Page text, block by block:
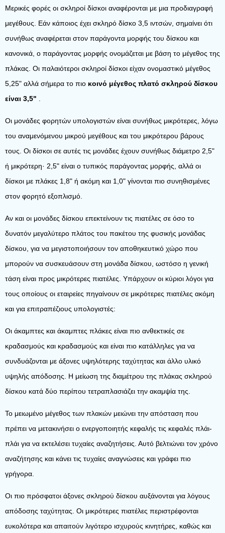
Μερικές φορές οι σκληροί δίσκοι αναφέρονται με μια προδιαγραφή
μεγέθους. Εάν κάποιος έχει σκληρό δίσκο 3,5 ιντσών, σημαίνει ότι
συνήθως αναφέρεται στον παράγοντα μορφής του δίσκου και
κανονικά, ο παράγοντας μορφής ονομάζεται με βάση το μέγεθος της
πλάκας. Οι παλαιότεροι σκληροί δίσκοι είχαν ονομαστικό μέγεθος
5,25" αλλά σήμερα το πιο κοινό μέγεθος πλατό σκληρού δίσκου
είναι 3,5"
Οι μονάδες φορητών υπολογιστών είναι συνήθως μικρότερες, λόγω
του αναμενόμενου μικρού μεγέθους και του μικρότερου βάρους
τους. Οι δίσκοι σε αυτές τις μονάδες έχουν συνήθως διάμετρο 2,5"
ή μικρότερη· 2,5" είναι ο τυπικός παράγοντας μορφής, αλλά οι
δίσκοι με πλάκες 1,8" ή ακόμη και 1,0" γίνονται πιο συνηθισμένες
στον φορητό εξοπλισμό.
Αν και οι μονάδες δίσκου επεκτείνουν τις πιατέλες σε όσο το
δυνατόν μεγαλύτερο πλάτος του πακέτου της φυσικής μονάδας
δίσκου, για να μεγιστοποιήσουν τον αποθηκευτικό χώρο που
μπορούν να συσκευάσουν στη μονάδα δίσκου, ωστόσο η γενική
τάση είναι προς μικρότερες πιατέλες. Υπάρχουν οι κύριοι λόγοι για
τους οποίους οι εταιρείες πηγαίνουν σε μικρότερες πιατέλες ακόμη
και για επιτραπέζιους υπολογιστές:
Οι άκαμπτες και άκαμπτες πλάκες είναι πιο ανθεκτικές σε
κραδασμούς και κραδασμούς και είναι πιο κατάλληλες για να
συνδυάζονται με άξονες υψηλότερης ταχύτητας και άλλο υλικό
υψηλής απόδοσης. Η μείωση της διαμέτρου της πλάκας σκληρού
δίσκου κατά δύο περίπου τετραπλασιάζει την ακαμψία της.
Το μειωμένο μέγεθος των πλακών μειώνει την απόσταση που
πρέπει να μετακινήσει ο ενεργοποιητής κεφαλής τις κεφαλές πλάι-
πλάι για να εκτελέσει τυχαίες αναζητήσεις. Αυτό βελτιώνει τον χρόνο
αναζήτησης και κάνει τις τυχαίες αναγνώσεις και γράφει πιο
γρήγορα.
Οι πιο πρόσφατοι άξονες σκληρού δίσκου αυξάνονται για λόγους
απόδοσης ταχύτητας. Οι μικρότερες πιατέλες περιστρέφονται
ευκολότερα και απαιτούν λιγότερο ισχυρούς κινητήρες, καθώς και